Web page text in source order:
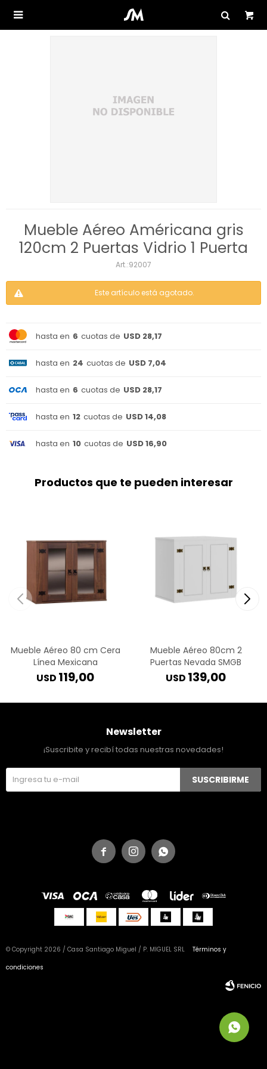

Mueble Aéreo Américana gris
120cm 2 Puertas Vidrio 1 Puerta
92007
Este artículo está agotado.
hasta en 6 cuotas de USD 28,17
hasta en 24 cuotas de USD 7,04
hasta en 6 cuotas de USD 28,17
hasta en 12 cuotas de USD 14,08
hasta en 10 cuotas de USD 16,90
Productos que te pueden interesar
Mueble Aéreo 80 cm Cera
Línea Mexicana
USD 119,00
Mueble Aéreo 80cm 2
Puertas Nevada SMGB
USD 139,00
  
Newsletter
¡Suscribite y recibí todas nuestras novedades!
SUSCRIBIRME
© Copyright 2026 / Casa Santiago Miguel / P. MIGUEL SRL
Términos y
condiciones